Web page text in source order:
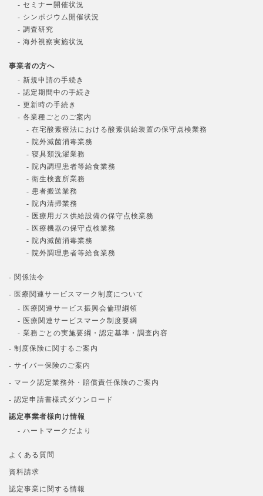
- セミナー開催状況
- シンポジウム開催状況
- 調査研究
- 海外視察実施状況
事業者の方へ
- 新規申請の手続き
- 認定期間中の手続き
- 更新時の手続き
- 各業種ごとのご案内
- 在宅酸素療法における酸素供給装置の保守点検業務
- 院外滅菌消毒業務
- 寝具類洗濯業務
- 院内調理患者等給食業務
- 衛生検査所業務
- 患者搬送業務
- 院内清掃業務
- 医療用ガス供給設備の保守点検業務
- 医療機器の保守点検業務
- 院内滅菌消毒業務
- 院外調理患者等給食業務
- 関係法令
- 医療関連サービスマーク制度について
- 医療関連サービス振興会倫理綱領
- 医療関連サービスマーク制度要綱
- 業務ごとの実施要綱・認定基準・調査内容
- 制度保険に関するご案内
- サイバー保険のご案内
- マーク認定業務外・賠償責任保険のご案内
- 認定申請書様式ダウンロード
認定事業者様向け情報
- ハートマークだより
よくある質問
資料請求
認定事業に関する情報